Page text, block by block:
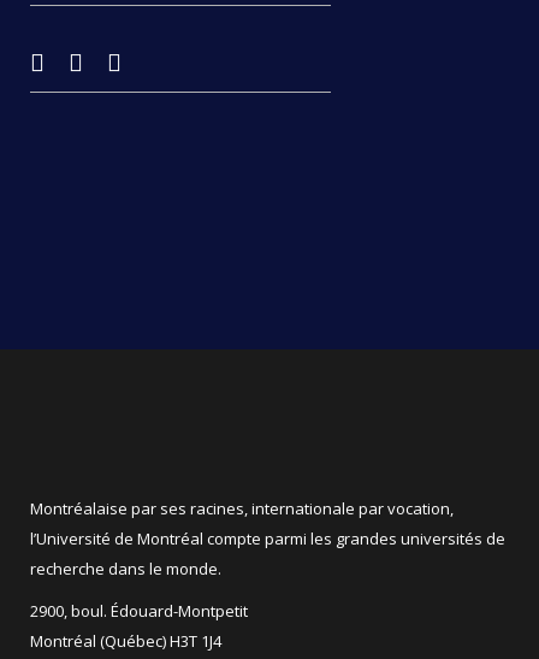
Montréalaise par ses racines, internationale par vocation,
l’Université de Montréal compte parmi les grandes universités de
recherche dans le monde.
2900, boul. Édouard-Montpetit
Montréal (Québec) H3T 1J4